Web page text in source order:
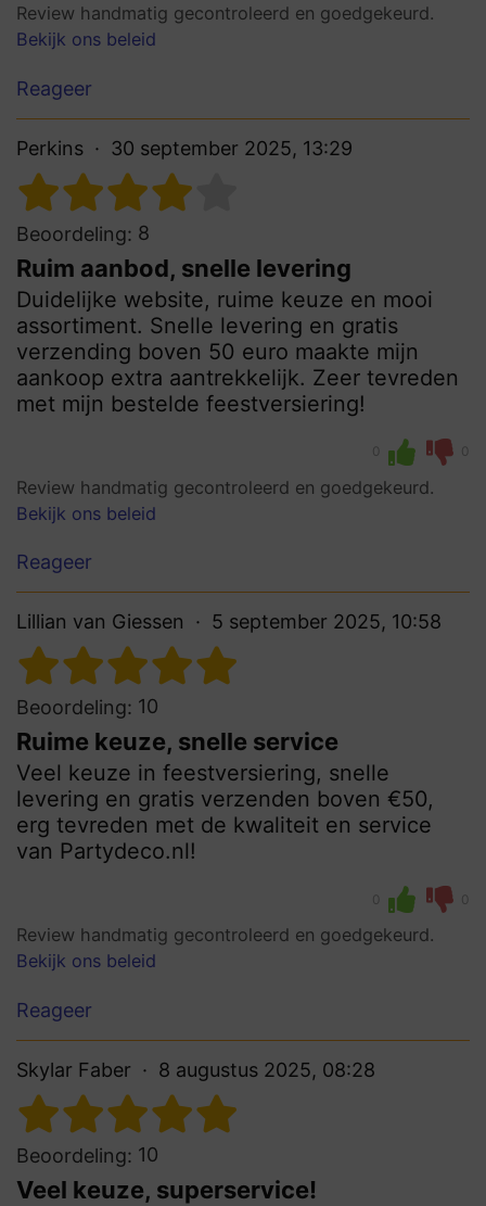
Review handmatig gecontroleerd en goedgekeurd.
Bekijk ons beleid
Reageer
Perkins 30 september 2025, 13:29
Beoordeling: 8
Ruim aanbod, snelle levering
Duidelijke website, ruime keuze en mooi
assortiment. Snelle levering en gratis
verzending boven 50 euro maakte mijn
aankoop extra aantrekkelijk. Zeer tevreden
met mijn bestelde feestversiering!
0 0
Review handmatig gecontroleerd en goedgekeurd.
Bekijk ons beleid
Reageer
Lillian van Giessen 5 september 2025, 10:58
Beoordeling: 10
Ruime keuze, snelle service
Veel keuze in feestversiering, snelle
levering en gratis verzenden boven €50,
erg tevreden met de kwaliteit en service
van Partydeco.nl!
0 0
Review handmatig gecontroleerd en goedgekeurd.
Bekijk ons beleid
Reageer
Skylar Faber 8 augustus 2025, 08:28
Beoordeling: 10
Veel keuze, superservice!